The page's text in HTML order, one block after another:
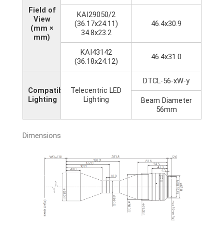
Field of
View
(mm ×
mm)
KAI29050/2
(36.17x24.11)
34.8x23.2
46.4x30.9
KAI43142
(36.18x24.12)
46.4x31.0
Compatible
Lighting
Telecentric LED
Lighting
DTCL-56-xW-y
Beam Diameter
56mm
Dimensions